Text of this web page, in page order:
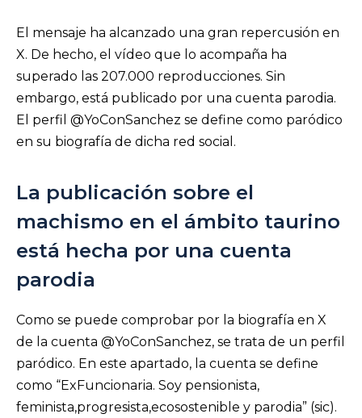
El mensaje ha alcanzado una gran repercusión en
X. De hecho, el vídeo que lo acompaña ha
superado las 207.000 reproducciones. Sin
embargo, está publicado por una cuenta parodia.
El perfil @YoConSanchez se define como paródico
en su biografía de dicha red social.
La publicación sobre el
machismo en el ámbito taurino
está hecha por una cuenta
parodia
Como se puede comprobar por la biografía en X
de la cuenta @YoConSanchez, se trata de un perfil
paródico. En este apartado, la cuenta se define
como “ExFuncionaria. Soy pensionista,
feminista,progresista,ecosostenible y parodia” (sic).